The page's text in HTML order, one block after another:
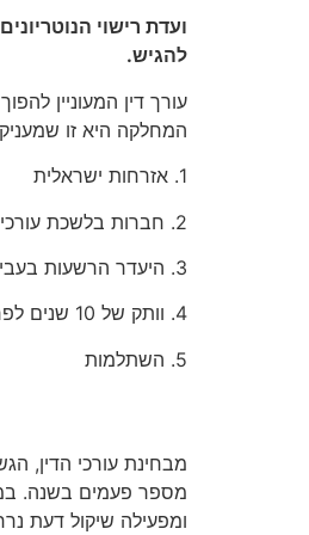
ועדת רישוי
להגיש.
עורך דין המעוניין
המחלקה היא זו
1. אזרחות ישראלית
2. חברות בלשכת עורכי הדין
3. היעדר הרשעות בעבירות שיש עמן קלון או השעייה מלשכת עורכי הדין
4. וותק של 10 שנים לפחות בעריכת דין מעשית
5. השתלמות
מבחינת עורכי הדין,
מספר פעמים בשנה.
ומפעילה שיקול דעת